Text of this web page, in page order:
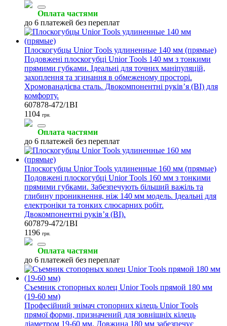
Оплата частями
до 6 платежей без переплат
Плоскогубцы Unior Tools удлиненные 140 мм (прямые)
Подовжені плоскогубці Unior Tools 140 мм з тонкими
прямими губками. Ідеальні для точних маніпуляцій,
захоплення та згинання в обмеженому просторі.
Хромованадієва сталь. Двокомпонентні руків’я (BI) для
комфорту.
607878-472/1BI
1104 грн.
Оплата частями
до 6 платежей без переплат
Плоскогубцы Unior Tools удлиненные 160 мм (прямые)
Подовжені плоскогубці Unior Tools 160 мм з тонкими
прямими губками. Забезпечують більший важіль та
глибину проникнення, ніж 140 мм модель. Ідеальні для
електроніки та тонких слюсарних робіт.
Двокомпонентні руків’я (BI).
607879-472/1BI
1196 грн.
Оплата частями
до 6 платежей без переплат
Съемник стопорных колец Unior Tools прямой 180 мм
(19-60 мм)
Професійний знімач стопорних кілець Unior Tools
прямої форми, призначений для зовнішніх кілець
діаметром 19-60 мм. Довжина 180 мм забезпечує